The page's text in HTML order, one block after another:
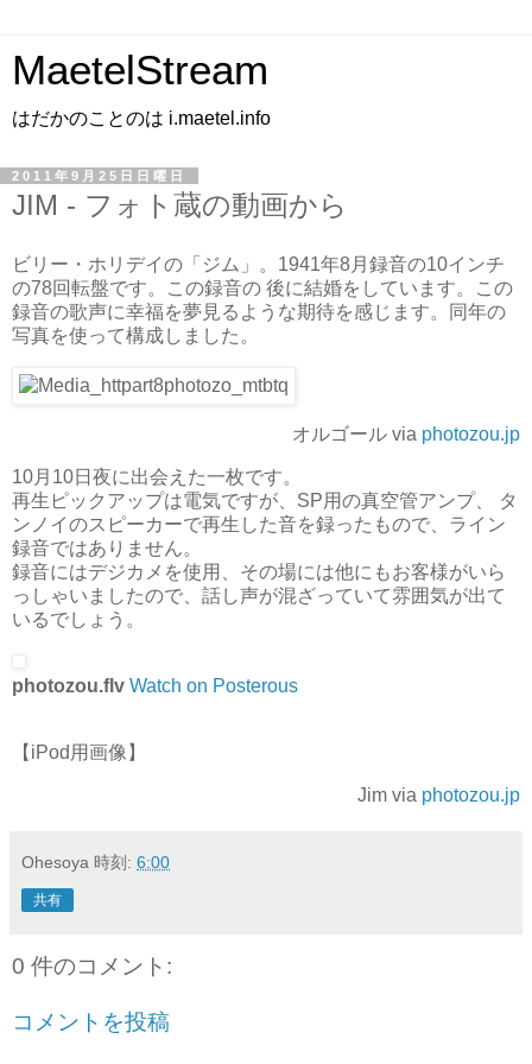
MaetelStream
はだかのことのは i.maetel.info
2011年9月25日日曜日
JIM - フォト蔵の動画から
ビリー・ホリデイの「ジム」。1941年8月録音の10インチ
の78回転盤です。この録音の 後に結婚をしています。この
録音の歌声に幸福を夢見るような期待を感じます。同年の
写真を使って構成しました。
オルゴール via photozou.jp
10月10日夜に出会えた一枚です。
再生ピックアップは電気ですが、SP用の真空管アンプ、 タ
ンノイのスピーカーで再生した音を録ったもので、ライン
録音ではありません。
録音にはデジカメを使用、その場には他にもお客様がいら
っしゃいましたので、話し声が混ざっていて雰囲気が出て
いるでしょう。
photozou.flv Watch on Posterous
【iPod用画像】
Jim via photozou.jp
Ohesoya 時刻: 6:00
共有
0 件のコメント:
コメントを投稿